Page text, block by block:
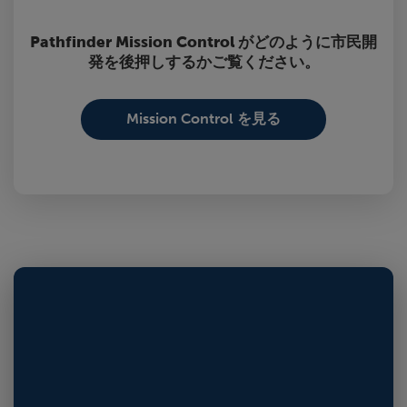
Pathfinder Mission Control がどのように市民開
発を後押しするかご覧ください。
Mission Control を見る